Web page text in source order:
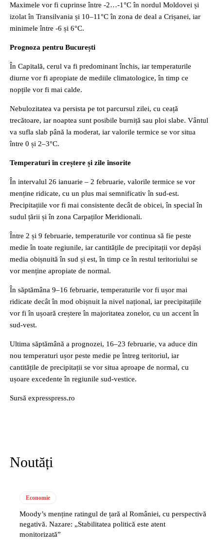
Maximele vor fi cuprinse între -2…-1°C în nordul Moldovei și
izolat în Transilvania și 10–11°C în zona de deal a Crișanei, iar
minimele între -6 și 6°C.
Prognoza pentru București
În Capitală, cerul va fi predominant închis, iar temperaturile
diurne vor fi apropiate de mediile climatologice, în timp ce
nopțile vor fi mai calde.
Nebulozitatea va persista pe tot parcursul zilei, cu ceață
trecătoare, iar noaptea sunt posibile burniță sau ploi slabe. Vântul
va sufla slab până la moderat, iar valorile termice se vor situa
între 0 și 2–3°C.
Temperaturi în creștere și zile însorite
În intervalul 26 ianuarie – 2 februarie, valorile termice se vor
menține ridicate, cu un plus mai semnificativ în sud-est.
Precipitațiile vor fi mai consistente decât de obicei, în special în
sudul țării și în zona Carpaților Meridionali.
Între 2 și 9 februarie, temperaturile vor continua să fie peste
medie în toate regiunile, iar cantitățile de precipitații vor depăși
media obișnuită în sud și est, în timp ce în restul teritoriului se
vor menține apropiate de normal.
În săptămâna 9–16 februarie, temperaturile vor fi ușor mai
ridicate decât în mod obișnuit la nivel național, iar precipitațiile
vor fi în ușoară creștere în majoritatea zonelor, cu un accent în
sud-vest.
Ultima săptămână a prognozei, 16–23 februarie, va aduce din
nou temperaturi ușor peste medie pe întreg teritoriul, iar
cantitățile de precipitații se vor situa aproape de normal, cu
ușoare excedente în regiunile sud-vestice.
Sursă expresspress.ro
Noutăți
Economie
Moody’s menține ratingul de țară al României, cu perspectivă
negativă. Nazare: „Stabilitatea politică este atent
monitorizată”